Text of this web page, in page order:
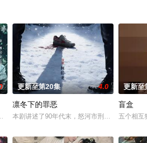
载漫画《吾凰在上》。现代少女奚圆（姜贞羽
更新至第20集 4.0
凛冬下的罪恶
本剧讲述了90年代末，怒河市刑侦支队在无普
更新至
盲盒
五个相互